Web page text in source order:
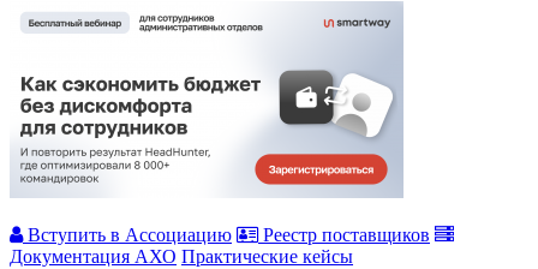
Вступить в Ассоциацию
Реестр поставщиков
Документация АХО Практические кейсы